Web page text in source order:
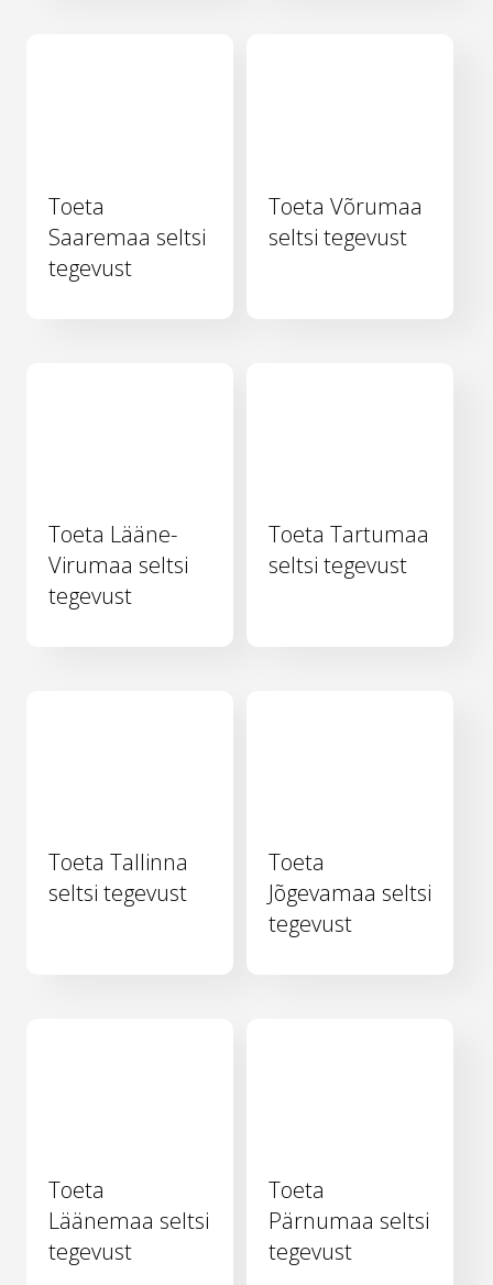
Toeta
Saaremaa seltsi
tegevust
Toeta Võrumaa
seltsi tegevust
Toeta Lääne-
Virumaa seltsi
tegevust
Toeta Tartumaa
seltsi tegevust
Toeta Tallinna
seltsi tegevust
Toeta
Jõgevamaa seltsi
tegevust
Toeta
Läänemaa seltsi
tegevust
Toeta
Pärnumaa seltsi
tegevust